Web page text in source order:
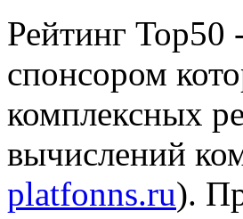
Рейтинг Тор50
спонсором
комплексных
вычислений
platfonns.ru).